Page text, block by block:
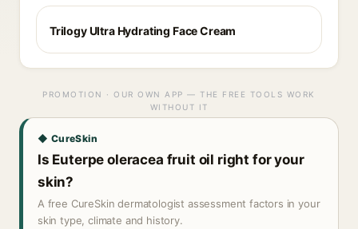
Trilogy Ultra Hydrating Face Cream
PROMOTION · OUR OWN APP — THE FREE TOOLS WORK
WITHOUT IT
◆ CureSkin
Is Euterpe oleracea fruit oil right for your
skin?
A free CureSkin dermatologist assessment factors in your
skin type, climate and history.